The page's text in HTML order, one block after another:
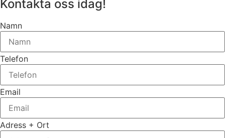
Kontakta oss idag!
Namn
Telefon
Email
Adress + Ort